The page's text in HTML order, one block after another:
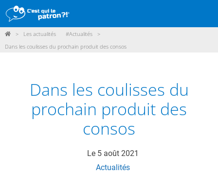
DÉMARCHE
POINTS DE VENTE
PARTICIPER
ACTUALITÉS
ME CONNECTER / ADHÉRER
> Les actualités #Actualités
>
Dans les coulisses du prochain produit des consos
Dans les coulisses du
prochain produit des
consos
Le 5 août 2021
Actualités